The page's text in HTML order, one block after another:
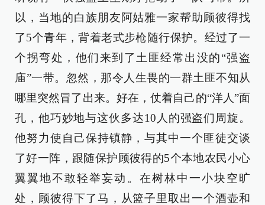
以，当地的白族朋友阿姑雅一家帮助顾彼得找
了5个青年，背着老式步枪随行保护。经过了一
个拐弯处，他们来到了土匪经常出没的“强盗
庙”一带。忽然，那令人生畏的一群土匪不知从
哪里突然冒了出来。好在，仗着自己的“洋人”面
孔，他巧妙地与这伙多达10人的强盗们周旋。
他努力使自己保持镇静，与其中一个匪徒交谈
了好一阵，跟随保护顾彼得的5个本地农民小心
翼翼地不敢轻举妄动。在树林中一小块空旷
处，顾彼得下了马，从篮子里取出一个酒壶和